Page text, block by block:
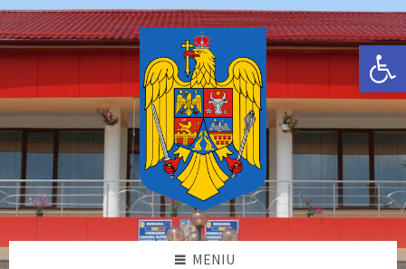
Deschide bara de unelte
Skip
to
content
Skip
to
left
sidebar
Skip
to
right
sidebar
Skip
to
footer
MENIU